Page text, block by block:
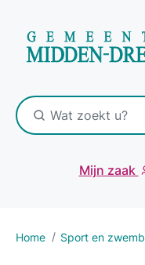
Mijn zaak
Home Sport en